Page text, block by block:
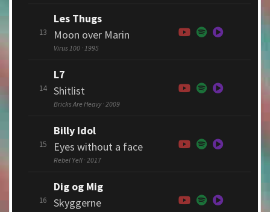
13
Les Thugs
Moon over Marin
Virus 100 · 1995
14
L7
Shitlist
Bricks Are Heavy · 2009
15
Billy Idol
Eyes without a face
Rebel Yell · 2017
16
Dig og Mig
Skyggerne